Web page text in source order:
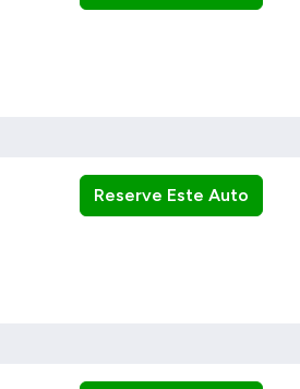
Reserve Este Auto